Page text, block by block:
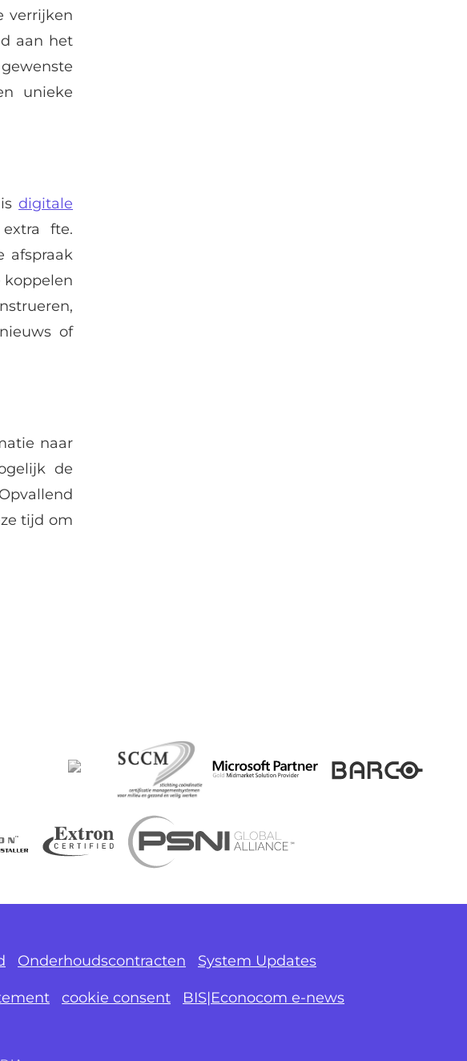
verrijken
aan het
unieke
digitale
fte.
afspraak
koppelen
of
naar
de
tijd om
Onderhoudscontracten System Updates
cookie consent BIS|Econocom e-news